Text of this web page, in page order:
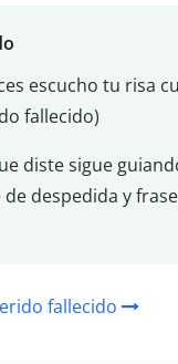
escucho tu risa
fallecido)
diste sigue
de despedida y
fallecido